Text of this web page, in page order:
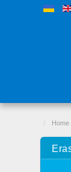
Home